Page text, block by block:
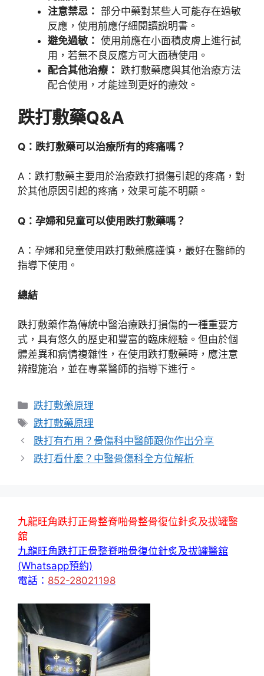
注意禁忌： 部分中藥對某些人可能存在過敏
反應，使用前應仔細閱讀說明書。
避免過敏： 使用前應在小面積皮膚上進行試
用，若無不良反應方可大面積使用。
配合其他治療： 跌打敷藥應與其他治療方法
配合使用，才能達到更好的療效。
跌打敷藥Q&A
Q：跌打敷藥可以治療所有的疼痛嗎？
A：跌打敷藥主要用於治療跌打損傷引起的疼痛，對
於其他原因引起的疼痛，效果可能不明顯。
Q：孕婦和兒童可以使用跌打敷藥嗎？
A：孕婦和兒童使用跌打敷藥應謹慎，最好在醫師的
指導下使用。
總結
跌打敷藥作為傳統中醫治療跌打損傷的一種重要方
式，具有悠久的歷史和豐富的臨床經驗。但由於個
體差異和病情複雜性，在使用跌打敷藥時，應注意
辨證施治，並在專業醫師的指導下進行。
分
類
跌打敷藥原理
標
籤
跌打敷藥原理
跌打有冇用？骨傷科中醫師跟你作出分享
跌打看什麼？中醫骨傷科全方位解析
九龍旺角跌打正骨整脊啪骨整骨復位針炙及拔罐醫
舘
九龍旺角跌打正骨整脊啪骨復位針炙及拔罐醫舘
(Whatsapp預約)
電話： 852-28021198